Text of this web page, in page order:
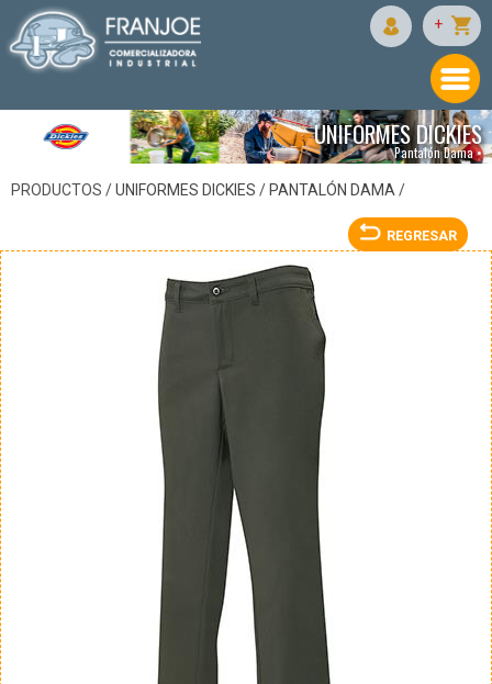
+
UNIFORMES DICKIES
Pantalón Dama •
PRODUCTOS /UNIFORMES DICKIES / PANTALÓN DAMA /
REGRESAR